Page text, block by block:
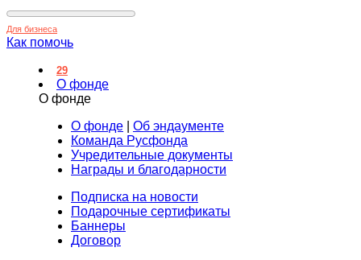
Для бизнеса
Как помочь
29
О фонде
О фонде
О фонде
Об эндаументе
Команда Русфонда
Учредительные документы
Награды и благодарности
Подписка на новости
Подарочные сертификаты
Баннеры
Договор